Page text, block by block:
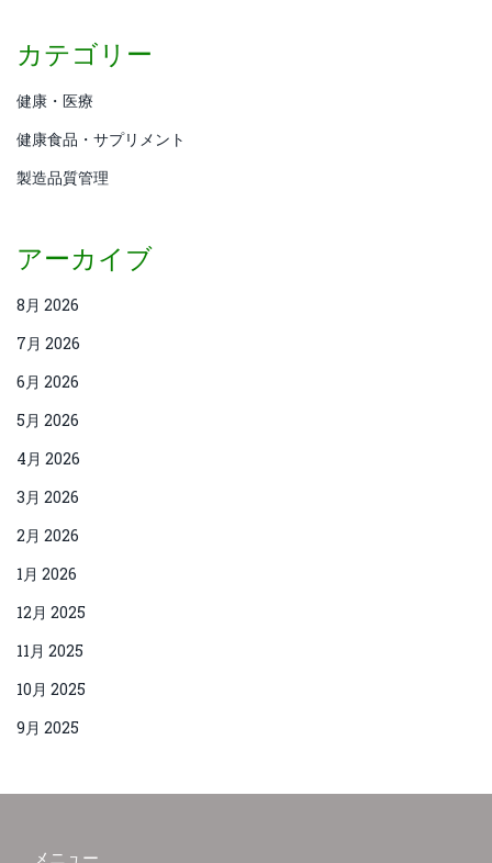
カテゴリー
健康・医療
健康食品・サプリメント
製造品質管理
アーカイブ
8月 2026
7月 2026
6月 2026
5月 2026
4月 2026
3月 2026
2月 2026
1月 2026
12月 2025
11月 2025
10月 2025
9月 2025
メニュー